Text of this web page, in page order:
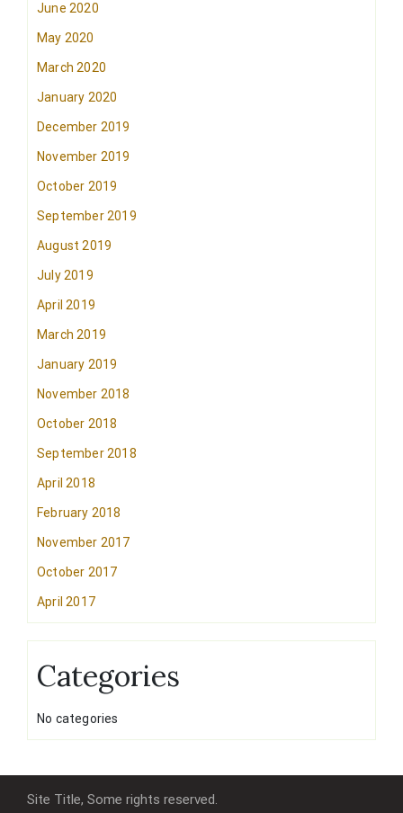
June 2020
May 2020
March 2020
January 2020
December 2019
November 2019
October 2019
September 2019
August 2019
July 2019
April 2019
March 2019
January 2019
November 2018
October 2018
September 2018
April 2018
February 2018
November 2017
October 2017
April 2017
Categories
No categories
Site Title, Some rights reserved.